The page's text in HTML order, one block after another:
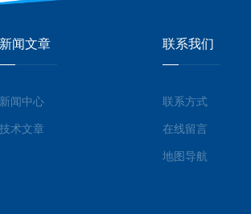
新闻文章
新闻中心
技术文章
联系我们
联系方式
在线留言
地图导航